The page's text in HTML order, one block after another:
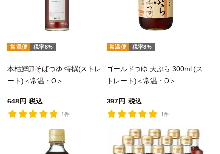
常温便 税率8%
本枯鰹節そばつゆ 特撰(ストレ
ート)＜常温・O＞
648 税込
1件
常温便 税率8%
ゴールドつゆ 天ぷら 300ml (ス
トレート)＜常温・O＞
397 税込
1件